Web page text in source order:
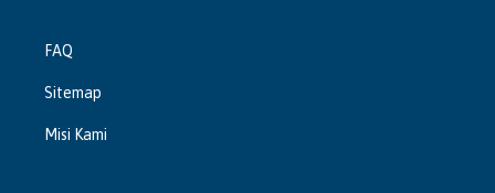
FAQ
Sitemap
Misi Kami